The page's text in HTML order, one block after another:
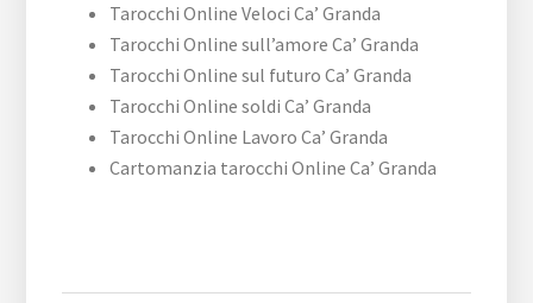
Tarocchi Online Veloci Ca’ Granda
Tarocchi Online sull’amore Ca’ Granda
Tarocchi Online sul futuro Ca’ Granda
Tarocchi Online soldi Ca’ Granda
Tarocchi Online Lavoro Ca’ Granda
Cartomanzia tarocchi Online Ca’ Granda